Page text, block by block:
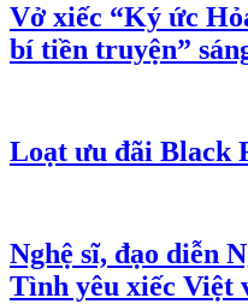
Vở xiếc “Ký ức
bí tiền truyện”
Loạt ưu đãi Black
Nghệ sĩ, đạo diễn
Tình yêu xiếc Việt